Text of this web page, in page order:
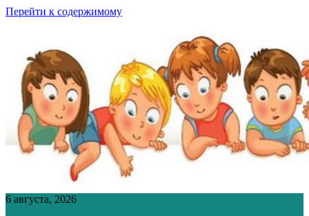
Перейти к содержимому
6 августа, 2026